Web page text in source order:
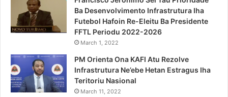
Ba Desenvolvimento Infrastrutura Iha
Futebol Hafoin Re-Eleitu Ba Presidente
FFTL Periodu 2022-2026
March 1, 2022
PM Orienta Ona KAFI Atu Rezolve
Infrastrutura Ne’ebe Hetan Estragus Iha
Teritoriu Nasional
March 11, 2022